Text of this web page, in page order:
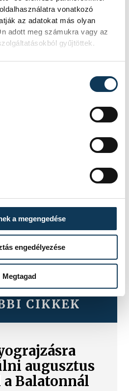
vonatkozó
az adatokat más olyan
adott meg számukra vagy az
gyűjtöttek.
a megengedése
engedélyezése
Megtagad
kitöltésével.
kérjük a VMJV
(Veszprém, Óváros
CIKKEK
augusztus
Balatonnál